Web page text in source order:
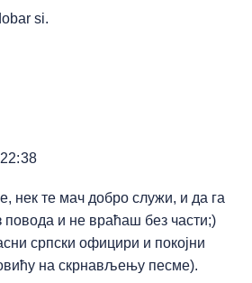
si.
нек те мач добро служи, и да га
и не враћаш без части;)
српски официри и покојни
на скрнављењу песме).